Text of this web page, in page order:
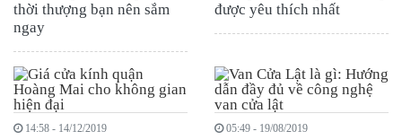
thời thượng bạn nên sắm
ngay
được yêu thích nhất
14:58 - 14/12/2019 05:49 - 19/08/2019